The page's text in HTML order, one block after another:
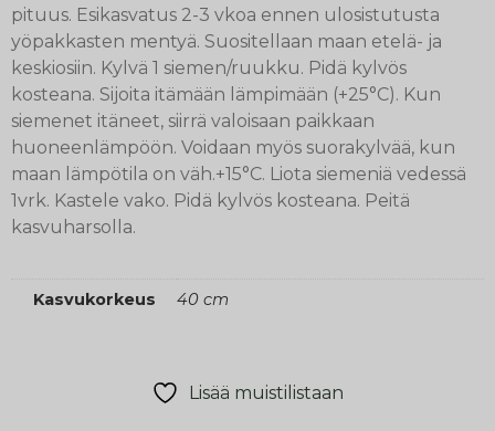
pituus. Esikasvatus 2-3 vkoa ennen ulosistutusta
yöpakkasten mentyä. Suositellaan maan etelä- ja
keskiosiin. Kylvä 1 siemen/ruukku. Pidä kylvös
kosteana. Sijoita itämään lämpimään (+25°C). Kun
siemenet itäneet, siirrä valoisaan paikkaan
huoneenlämpöön. Voidaan myös suorakylvää, kun
maan lämpötila on väh.+15°C. Liota siemeniä vedessä
1vrk. Kastele vako. Pidä kylvös kosteana. Peitä
kasvuharsolla.
Kasvukorkeus 40 cm
Lisää muistilistaan